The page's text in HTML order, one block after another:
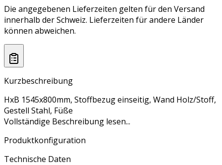
Die angegebenen Lieferzeiten gelten für den Versand
innerhalb der Schweiz. Lieferzeiten für andere Länder
können abweichen.
Kurzbeschreibung
HxB 1545x800mm, Stoffbezug einseitig, Wand Holz/Stoff,
Gestell Stahl, Füße
Vollständige Beschreibung lesen...
Produktkonfiguration
Technische Daten